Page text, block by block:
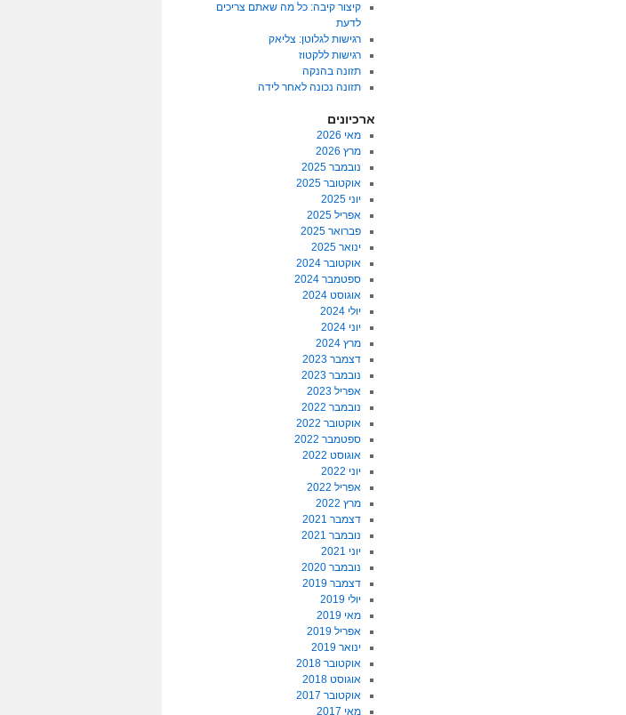
קיצור קיבה: כל מה שאתם צריכים
לדעת
רגישות לגלוטן: צליאק
רגישות ללקטוז
תזונה בהנקה
תזונה נכונה לאחר לידה
ארכיונים
מאי 2026
מרץ 2026
נובמבר 2025
אוקטובר 2025
יוני 2025
אפריל 2025
פברואר 2025
ינואר 2025
אוקטובר 2024
ספטמבר 2024
אוגוסט 2024
יולי 2024
יוני 2024
מרץ 2024
דצמבר 2023
נובמבר 2023
אפריל 2023
נובמבר 2022
אוקטובר 2022
ספטמבר 2022
אוגוסט 2022
יוני 2022
אפריל 2022
מרץ 2022
דצמבר 2021
נובמבר 2021
יוני 2021
נובמבר 2020
דצמבר 2019
יולי 2019
מאי 2019
אפריל 2019
ינואר 2019
אוקטובר 2018
אוגוסט 2018
אוקטובר 2017
מאי 2017